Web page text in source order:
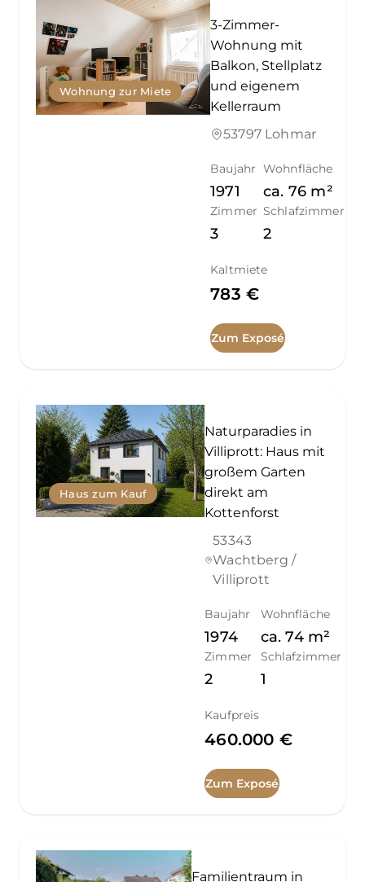
Wohnung zur Miete
3-Zimmer-
Wohnung mit
Balkon, Stellplatz
und eigenem
Kellerraum
53797 Lohmar
Baujahr
1971
Wohnfläche
ca. 76 m²
Zimmer
3
Schlafzimmer
2
Kaltmiete
783 €
Zum Exposé
Haus zum Kauf
Naturparadies in
Villiprott: Haus mit
großem Garten
direkt am
Kottenforst
53343
Wachtberg /
Villiprott
Baujahr
1974
Wohnfläche
ca. 74 m²
Zimmer
2
Schlafzimmer
1
Kaufpreis
460.000 €
Zum Exposé
Familientraum in